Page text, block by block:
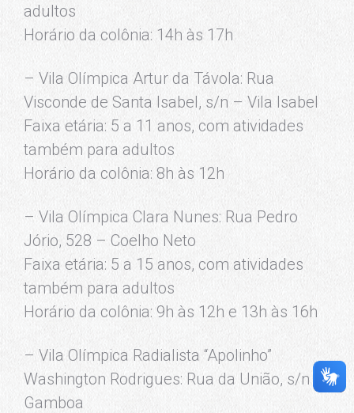
adultos
Horário da colônia: 14h às 17h
– Vila Olímpica Artur da Távola: Rua
Visconde de Santa Isabel, s/n – Vila Isabel
Faixa etária: 5 a 11 anos, com atividades
também para adultos
Horário da colônia: 8h às 12h
– Vila Olímpica Clara Nunes: Rua Pedro
Jório, 528 – Coelho Neto
Faixa etária: 5 a 15 anos, com atividades
também para adultos
Horário da colônia: 9h às 12h e 13h às 16h
– Vila Olímpica Radialista “Apolinho”
Washington Rodrigues: Rua da União, s/n –
Gamboa